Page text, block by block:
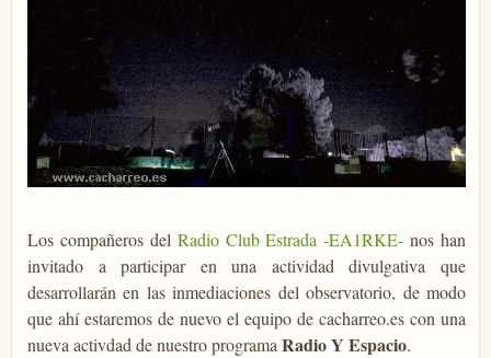
Los compañeros del Radio Club Estrada -EA1RKE- nos han
invitado a participar en una actividad divulgativa que
desarrollarán en las inmediaciones del observatorio, de modo
que ahí estaremos de nuevo el equipo de cacharreo.es con una
nueva activdad de nuestro programa Radio Y Espacio.